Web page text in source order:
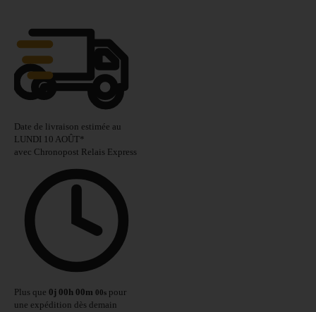
Date de livraison estimée au
LUNDI 10 AOÛT*
avec Chronopost Relais Express
Plus que 0j 00h 00m 00s pour
une expédition dès demain